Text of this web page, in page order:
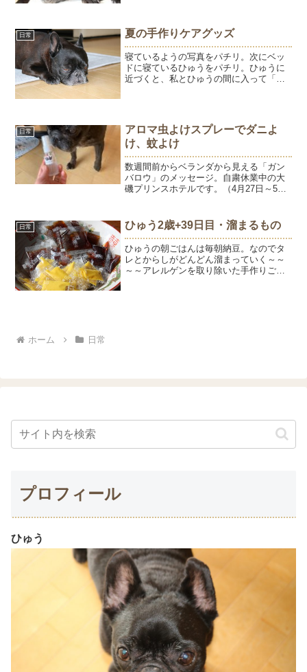
てた。結構痛かったよね。きゃん！って
泣いてたもん。ひゅうのこと...
日常 夏の手作りケアグッズ
寝ているようの写真をパチリ。次にベッ
ドに寝ているひゅうをパチリ。ひゅうに
近づくと、私とひゅうの間に入って「あ
上に虫刺され。鼻もかぴ...
日常
アロマ虫よけスプレーでダニよ
け、蚊よけ
数週間前からベランダから見える「ガン
バロウ」のメッセージ。自粛休業中の大
磯プリンスホテルです。（4月27日～5月
響きました。がんばろう～♪毎年この時期
は狂犬病予防接種...
日常 ひゅう2歳+39日目・溜まるもの
ひゅうの朝ごはんは毎朝納豆。なのでタ
レとからしがどんどん溜まっていく～～
～～アレルゲンを取り除いた手作りごは
ホーム 日常
プロフィール
ひゅう